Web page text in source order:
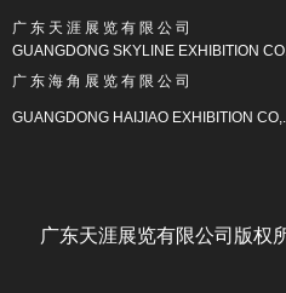
广 东 天 涯 展 览 有 限 公 司
GUANGDONG SKYLINE EXHIBITION
广 东 海 角 展 览 有 限 公 司
GUANGDONG HAIJIAO EXHIBITION
广东天涯展览有限公司版